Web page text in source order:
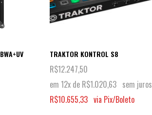
TRAKTOR KONTROL S8
R$12.247,50
em 12x de R$1.020,63 sem juros
R$10.655,33 via Pix/Boleto